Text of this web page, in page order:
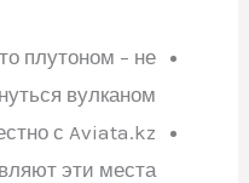
плутоном – не
вулканом.
с Aviata.kz
эти места